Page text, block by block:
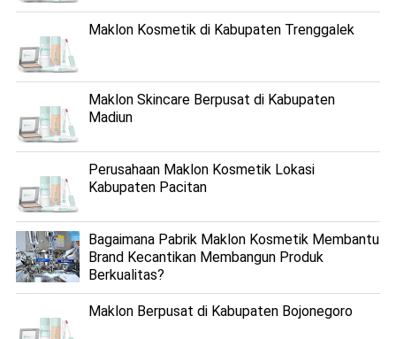
Maklon Kosmetik di Kabupaten Trenggalek
Maklon Skincare Berpusat di Kabupaten
Madiun
Perusahaan Maklon Kosmetik Lokasi
Kabupaten Pacitan
Bagaimana Pabrik Maklon Kosmetik Membantu
Brand Kecantikan Membangun Produk
Berkualitas?
Maklon Berpusat di Kabupaten Bojonegoro